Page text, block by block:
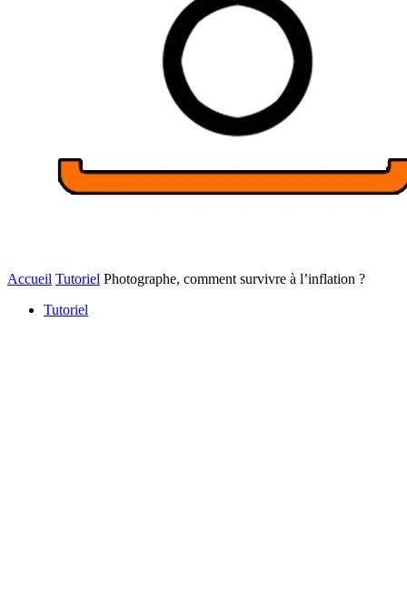
Accueil Tutoriel Photographe, comment survivre à l’inflation ?
Tutoriel